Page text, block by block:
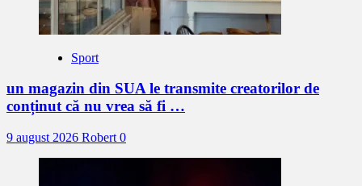
Sport
un magazin din SUA le transmite creatorilor de
conținut că nu vrea să fi …
9 august 2026 Robert 0